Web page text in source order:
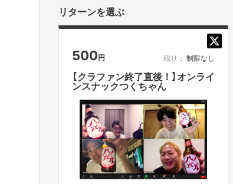
リターンを選ぶ
500円 残り： 制限なし
【クラファン終了直後！】オンライ
ンスナックつくちゃん